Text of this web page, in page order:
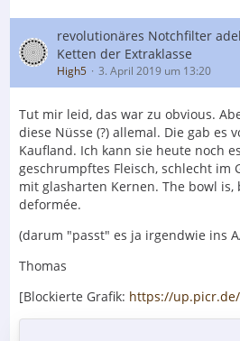
revolutionäres Notchfilter
Ketten der Extraklasse
High5 3. April 2019 um 13:20
Tut mir leid, das war zu obvious.
diese Nüsse (?) allemal. Die gab es
Kaufland. Ich kann sie heute noch
geschrumpftes Fleisch, schlecht im
mit glasharten Kernen. The bowl is,
deformée.
(darum "passt" es ja irgendwie ins
Thomas
[Blockierte Grafik: https://